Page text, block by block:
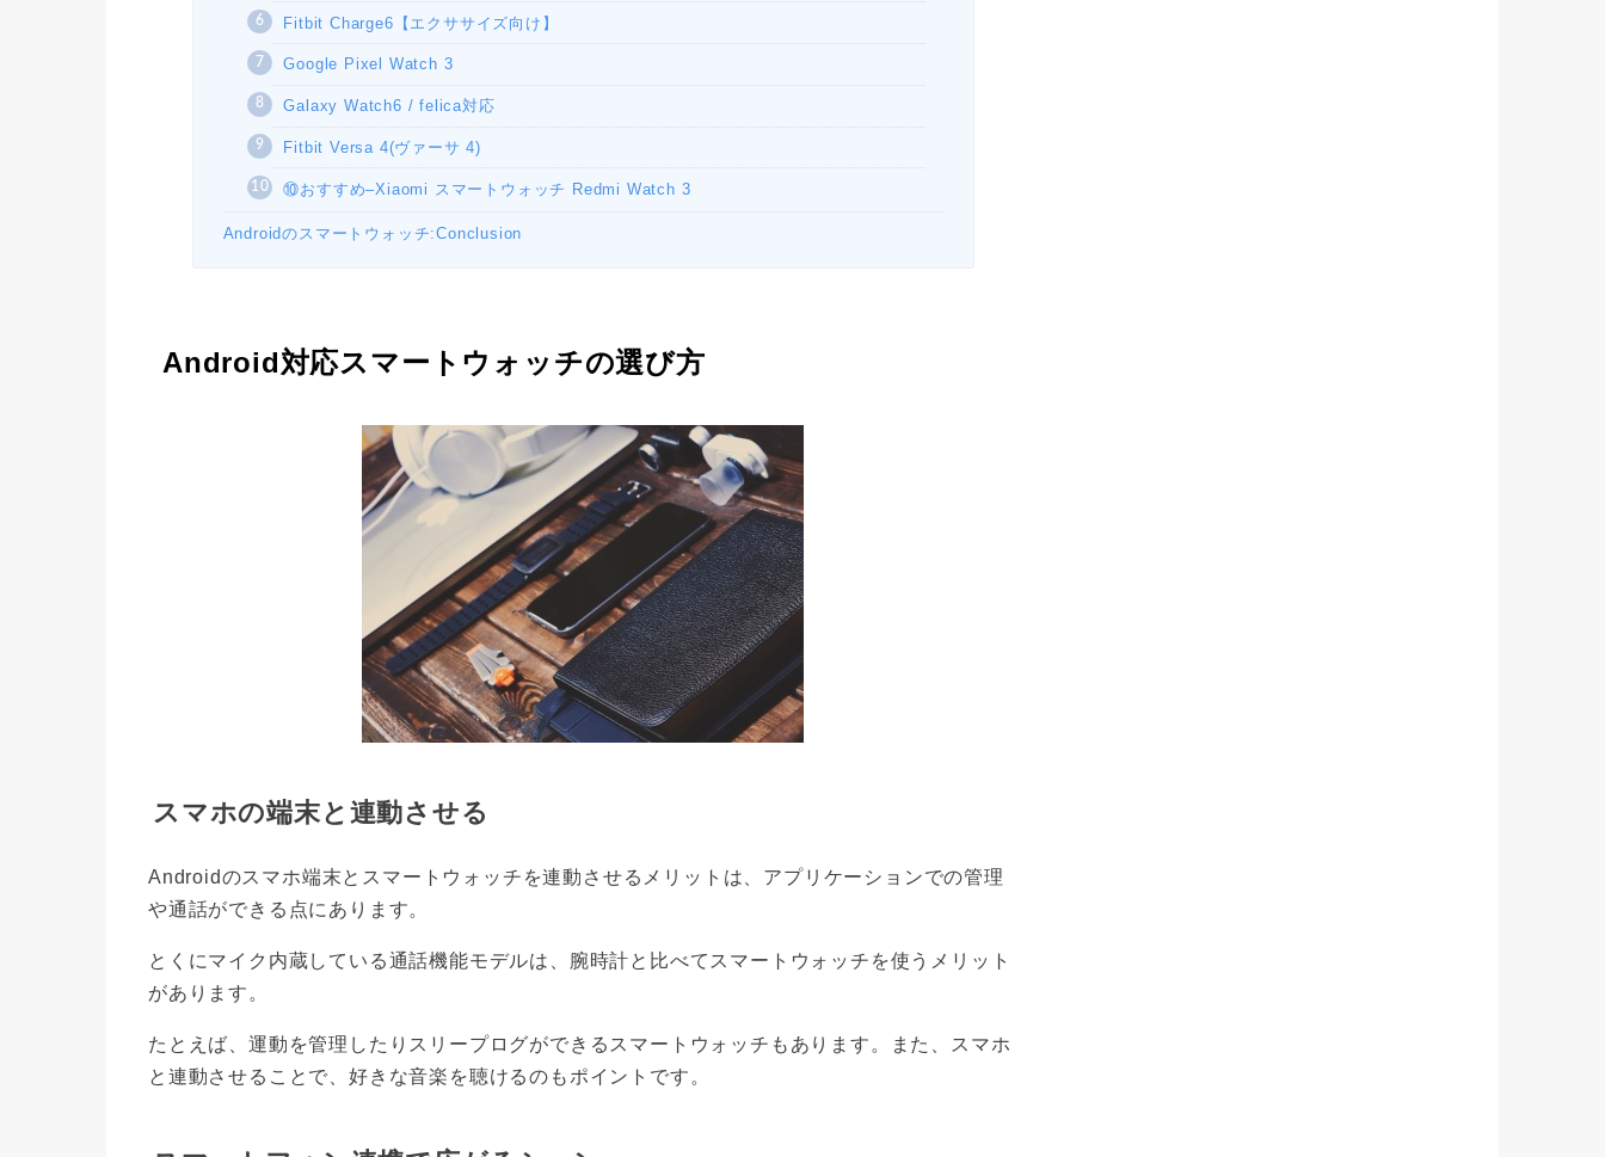
Fitbit Charge6【エクササイズ向け】
Google Pixel Watch 3
Galaxy Watch6 / felica対応
Fitbit Versa 4(ヴァーサ 4)
⑩おすすめ–Xiaomi スマートウォッチ Redmi Watch 3
Androidのスマートウォッチ:Conclusion
Android対応スマートウォッチの選び方
スマホの端末と連動させる
Androidのスマホ端末とスマートウォッチを連動させるメリットは、アプリケーションでの管理
や通話ができる点にあります。
とくにマイク内蔵している通話機能モデルは、腕時計と比べてスマートウォッチを使うメリット
があります。
たとえば、運動を管理したりスリープログができるスマートウォッチもあります。また、スマホ
と連動させることで、好きな音楽を聴けるのもポイントです。